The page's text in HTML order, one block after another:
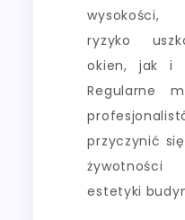
wysokości,
ryzyko
okien, jak i
Regularne
przyczynić
estetyki